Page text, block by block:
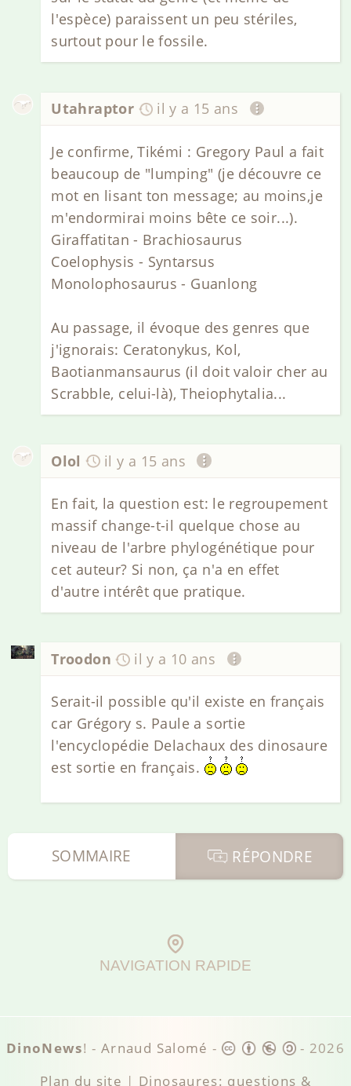
l'espèce) paraissent un peu stériles,
surtout pour le fossile.
Utahraptor il y a 15 ans
Je confirme, Tikémi : Gregory Paul a fait
beaucoup de "lumping" (je découvre ce
mot en lisant ton message; au moins,je
m'endormirai moins bête ce soir...).
Giraffatitan - Brachiosaurus
Coelophysis - Syntarsus
Monolophosaurus - Guanlong
Au passage, il évoque des genres que
j'ignorais: Ceratonykus, Kol,
Baotianmansaurus (il doit valoir cher au
Scrabble, celui-là), Theiophytalia...
Olol il y a 15 ans
En fait, la question est: le regroupement
massif change-t-il quelque chose au
niveau de l'arbre phylogénétique pour
cet auteur? Si non, ça n'a en effet
d'autre intérêt que pratique.
Troodon il y a 10 ans
Serait-il possible qu'il existe en français
car Grégory s. Paule a sortie
l'encyclopédie Delachaux des dinosaure
est sortie en français.
RÉPONDRE
SOMMAIRE
NAVIGATION RAPIDE
DinoNews! -Arnaud Salomé - - 2026
Plan du site | Dinosaures: questions &